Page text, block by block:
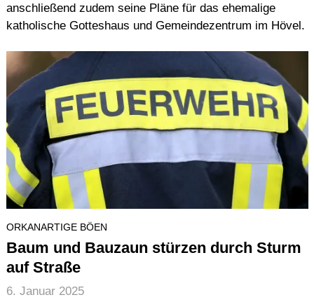
anschließend zudem seine Pläne für das ehemalige
katholische Gotteshaus und Gemeindezentrum im Hövel.
ORKANARTIGE BÖEN
Baum und Bauzaun stürzen durch Sturm
auf Straße
6. Januar 2025